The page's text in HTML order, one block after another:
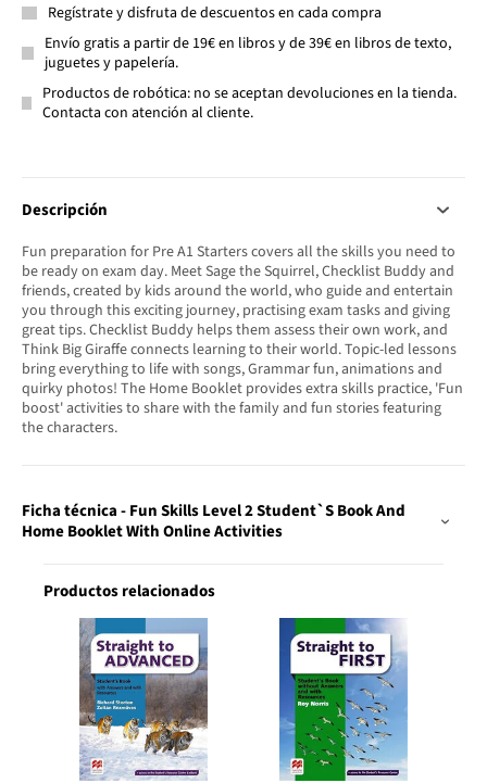
Regístrate y disfruta de descuentos en cada compra
Envío gratis a partir de 19€ en libros y de 39€ en libros de texto,
juguetes y papelería.
Productos de robótica: no se aceptan devoluciones en la tienda.
Contacta con atención al cliente.
Descripción
Fun preparation for Pre A1 Starters covers all the skills you need to
be ready on exam day. Meet Sage the Squirrel, Checklist Buddy and
friends, created by kids around the world, who guide and entertain
you through this exciting journey, practising exam tasks and giving
great tips. Checklist Buddy helps them assess their own work, and
Think Big Giraffe connects learning to their world. Topic-led lessons
bring everything to life with songs, Grammar fun, animations and
quirky photos! The Home Booklet provides extra skills practice, 'Fun
boost' activities to share with the family and fun stories featuring
the characters.
Ficha técnica - Fun Skills Level 2 Student`S Book And
Home Booklet With Online Activities
Productos relacionados